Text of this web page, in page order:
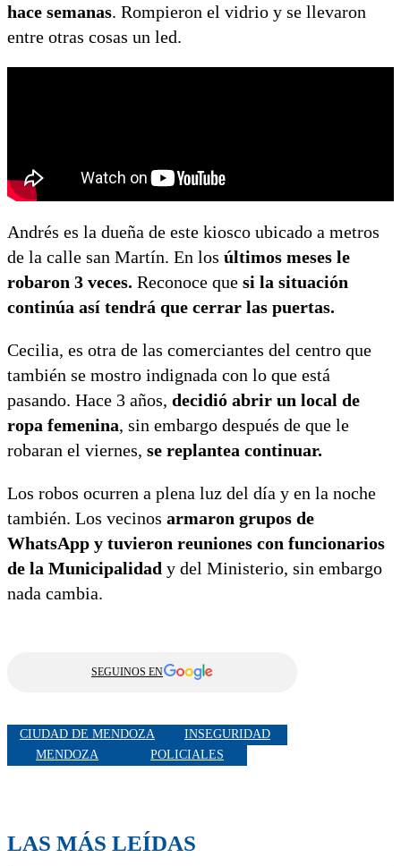
hace semanas. Rompieron el vidrio y se llevaron
entre otras cosas un led.
Andrés es la dueña de este kiosco ubicado a metros
de la calle san Martín. En los últimos meses le
robaron 3 veces. Reconoce que si la situación
continúa así tendrá que cerrar las puertas.
Cecilia, es otra de las comerciantes del centro que
también se mostro indignada con lo que está
pasando. Hace 3 años, decidió abrir un local de
ropa femenina, sin embargo después de que le
robaran el viernes, se replantea continuar.
Los robos ocurren a plena luz del día y en la noche
también. Los vecinos armaron grupos de
WhatsApp y tuvieron reuniones con funcionarios
de la Municipalidad y del Ministerio, sin embargo
nada cambia.
SEGUINOS EN
CIUDAD DE MENDOZA
INSEGURIDAD
MENDOZA
POLICIALES
LAS MÁS LEÍDAS